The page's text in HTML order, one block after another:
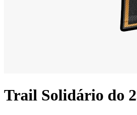
Trail Solidário do